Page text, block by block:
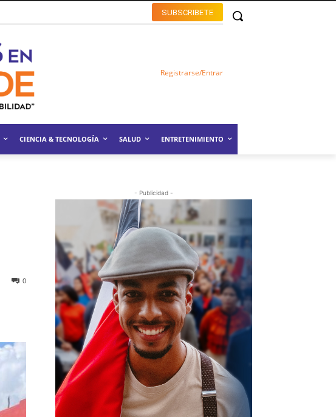
SUBSCRIBETE
Registrarse/Entrar
CIENCIA & TECNOLOGÍA SALUD ENTRETENIMIENTO
0
Pinterest Linkedin ReddIt
- Publicidad -